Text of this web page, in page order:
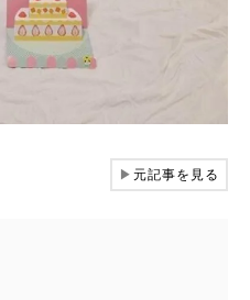
▶元記事を見る